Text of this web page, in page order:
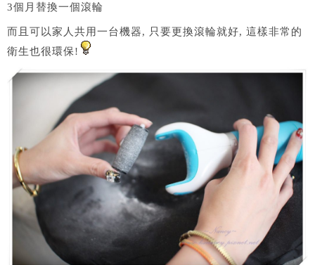
3個月替換一個滾輪
而且可以家人共用一台機器, 只要更換滾輪就好, 這樣非常的
衛生也很環保!